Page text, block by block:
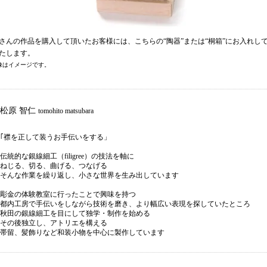
んの作品を購入して頂いたお客様には、こちらの“陶器”または“桐箱”にお入れし
します。
イメージです。
松原 智仁 tomohito matsubara
｢襟を正して装うお手伝いをする」
伝統的な銀線細工（filigree）の技法を軸に
ねじる、切る、曲げる、つなげる
そんな作業を繰り返し、小さな世界を生み出しています
彫金の体験教室に行ったことで興味を持つ
都内工房で手伝いをしながら技術を磨き、より幅広い表現を探していたところ
秋田の銀線細工を目にして独学・制作を始める
その後独立し、アトリエを構える
帯留、髪飾りなど和装小物を中心に製作しています